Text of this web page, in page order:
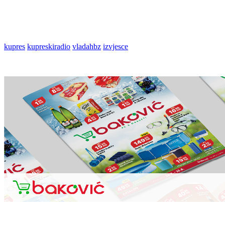
kupres kupreskiradio vladahbz izvjesce